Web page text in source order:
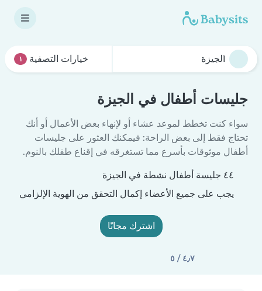
خيارات التصفية ١
جليسات أطفال في الجيزة
سواء كنت تخطط لموعد عشاء أو لإنهاء بعض الأعمال أو أنك
تحتاج فقط إلى بعض الراحة: فيمكنك العثور على جليسات
أطفال موثوقات بأسرع مما تستغرقه في إقناع طفلك بالنوم.
٤٤ جليسة أطفال نشطة في الجيزة
يجب على جميع الأعضاء إكمال التحقق من الهوية الإلزامي
اشترك مجانًا
٤٫٧ / ٥